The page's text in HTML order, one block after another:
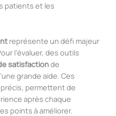
patients et les
représente un défi majeur
l’évaluer, des outils
satisfactionde
grande aide. Ces
permettent de
après chaque
points à améliorer.